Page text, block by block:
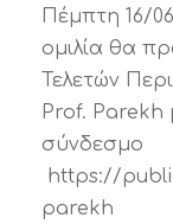
Πέμπτη 16/
ομιλία θα
Τελετών
Prof. Parekh
σύνδεσμο
https://
parekh